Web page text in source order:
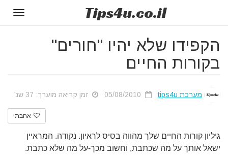
Tips4u.co.il
הקפידו שלא יהיו "חורים"
בקורות החיים
מערכת tips4u זמן קריאה מוערך: 37 שנ'
אהבתי
גיליון קורות החיים שלך מהווה בסיס לראיון. נקודה. המראיין
ישאל אותך על מה שכתבת, וחשוב מכך-על מה שלא כתבת.